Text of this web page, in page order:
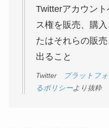
Twitterアカウン
ス権を販売、購
たはそれらの販
出ること
Twitter
プラットフ
るポリシーより抜粋